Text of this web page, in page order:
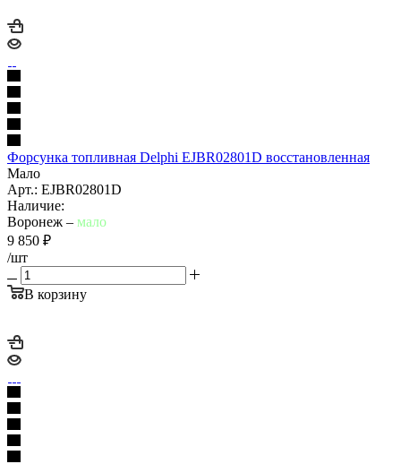
Форсунка топливная Delphi EJBR02801D восстановленная
Мало
Арт.: EJBR02801D
Наличие:
Воронеж – мало
9 850 ₽
/шт
В корзину